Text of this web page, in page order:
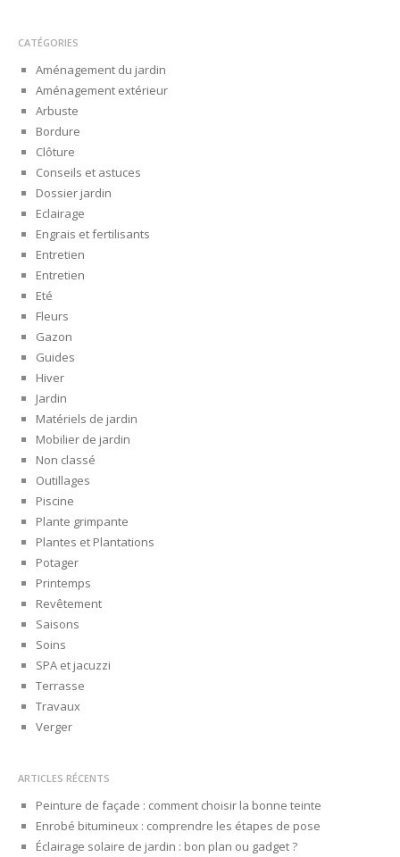
CATÉGORIES
Aménagement du jardin
Aménagement extérieur
Arbuste
Bordure
Clôture
Conseils et astuces
Dossier jardin
Eclairage
Engrais et fertilisants
Entretien
Entretien
Eté
Fleurs
Gazon
Guides
Hiver
Jardin
Matériels de jardin
Mobilier de jardin
Non classé
Outillages
Piscine
Plante grimpante
Plantes et Plantations
Potager
Printemps
Revêtement
Saisons
Soins
SPA et jacuzzi
Terrasse
Travaux
Verger
ARTICLES RÉCENTS
Peinture de façade : comment choisir la bonne teinte
Enrobé bitumineux : comprendre les étapes de pose
Éclairage solaire de jardin : bon plan ou gadget ?